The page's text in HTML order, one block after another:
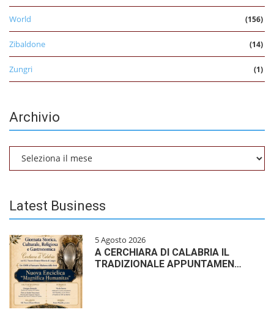
World (156)
Zibaldone (14)
Zungri (1)
Archivio
Archivio
Latest Business
5 Agosto 2026
A CERCHIARA DI CALABRIA IL
TRADIZIONALE APPUNTAMEN…